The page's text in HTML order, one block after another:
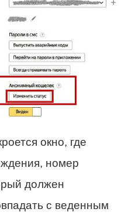
окно, где
номер
должен
с веденным